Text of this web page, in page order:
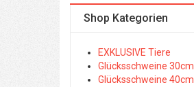
Shop Kategorien
EXKLUSIVE Tiere
Glücksschweine 30cm
Glücksschweine 40cm